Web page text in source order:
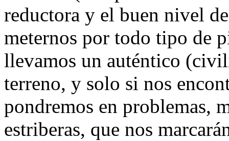
reductora y el buen nivel
meternos por todo tipo de
llevamos un auténtico
terreno, y solo si nos
pondremos en problemas,
estriberas, que nos